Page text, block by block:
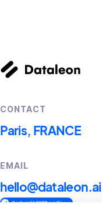
CONTACT
Paris, FRANCE
EMAIL
hello@dataleon.ai